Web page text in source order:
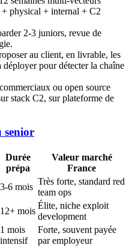
physical + internal + C2
2-3 juniors, revue de
au client, en livrable, les
pour détecter la chaîne
ou open source
stack C2, sur plateforme de
senior
Durée
prépa
Valeur marché
France
3-6 mois
Très forte, standard red
team ops
12+ mois
Élite, niche exploit
development
1 mois
intensif
Forte, souvent payée
par employeur